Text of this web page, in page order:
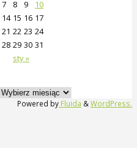
sty »
7 8 9
10
14 15 16 17
21 22 23 24
28 29 30 31
Powered by Fluida &WordPress.